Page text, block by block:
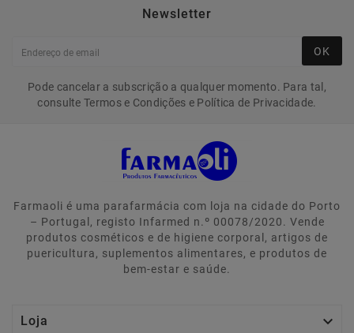
Newsletter
OK
Pode cancelar a subscrição a qualquer momento. Para tal,
consulte Termos e Condições e Política de Privacidade.
Farmaoli é uma parafarmácia com loja na cidade do Porto
– Portugal, registo Infarmed n.º 00078/2020. Vende
produtos cosméticos e de higiene corporal, artigos de
puericultura, suplementos alimentares, e produtos de
bem-estar e saúde.
Loja 